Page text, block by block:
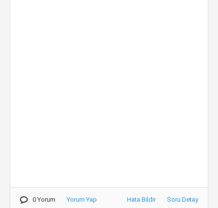
0 Yorum Yorum Yap Hata Bildir Soru Detay